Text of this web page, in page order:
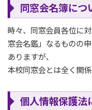
同窓会名簿につ
時々、同窓会員各位に
窓会名鑑」なるものの
ありますが、
本校同窓会とは全く関
個人情報保護法